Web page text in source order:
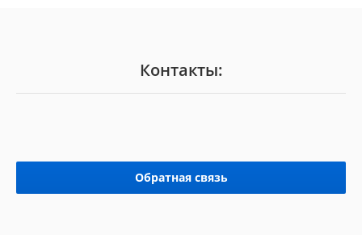
Контакты:
Обратная связь